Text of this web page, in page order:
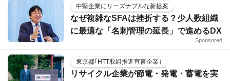
中堅企業にリーズナブルな新提案
なぜ複雑なSFAは挫折する？少人数組織
に最適な「名刺管理の延長」で進めるDX
Sponsored
東京都｢HTT取組推進宣言企業｣
リサイクル企業が節電・発電・蓄電を実